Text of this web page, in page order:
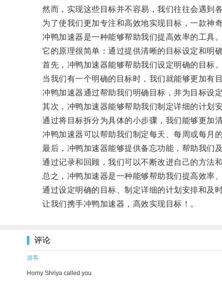
然而，实现这些目标并不容易，我们往往会遇到各
为了使我们更加专注和高效地实现目标，一款神奇
冲鸭加速器是一种能够帮助我们提高效率的工具。
它的原理很简单：通过提供清晰的目标设定和明确
首先，冲鸭加速器能够帮助我们设定明确的目标。
当我们有一个明确的目标时，我们就能够更加有目
冲鸭加速器通过帮助我们明确目标，并为目标设定
其次，冲鸭加速器能够帮助我们制定详细的计划安
通过将目标拆分为具体的小步骤，我们能够更加清
冲鸭加速器可以帮助我们制定每天、每周或每月的
最后，冲鸭加速器能够提供备忘功能，帮助我们及
通过记录和回顾，我们可以不断改进自己的方法和
总之，冲鸭加速器是一种能够帮助我们提高效率、
通过设定明确的目标、制定详细的计划安排和及时
让我们携手冲鸭加速器，高效实现目标！。
评论
游客
Horny Shriya called you